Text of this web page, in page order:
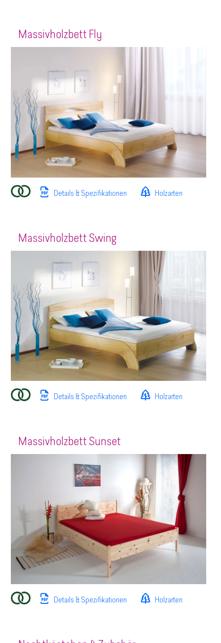
Massivholzbett Fly
Details & Spezifikationen Holzarten
Massivholzbett Swing
Details & Spezifikationen Holzarten
Massivholzbett Sunset
Details & Spezifikationen Holzarten